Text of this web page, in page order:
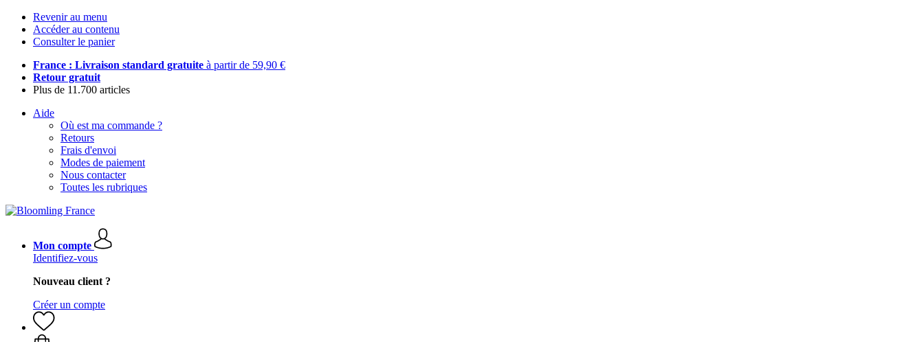
Revenir au menu
Accéder au contenu
Consulter le panier
France : Livraison standard gratuite à partir de 59,90 €
Retour gratuit
Plus de 11.700 articles
Aide
Où est ma commande ?
Retours
Frais d'envoi
Modes de paiement
Nous contacter
Toutes les rubriques
Mon compte
Identifiez-vous
Nouveau client ?
Créer un compte